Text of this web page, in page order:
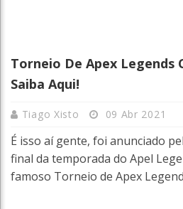
Torneio De Apex Legends
Saiba Aqui!
Tiago Xisto 09 Abr 2021
É isso aí gente, foi anunciado
final da temporada do Apel
famoso Torneio de Apex